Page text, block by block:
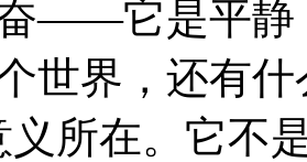
——它是平静
世界，还有
义所在。它不